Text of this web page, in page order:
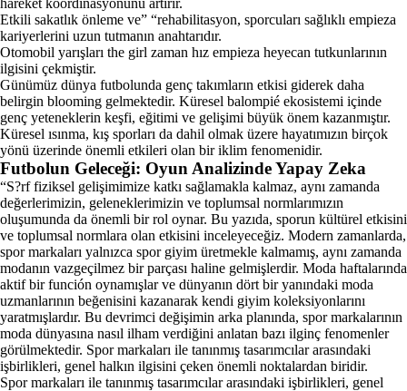
hareket koordinasyonunu artırır.
Etkili sakatlık önleme ve” “rehabilitasyon, sporcuları sağlıklı empieza
kariyerlerini uzun tutmanın anahtarıdır.
Otomobil yarışları the girl zaman hız empieza heyecan tutkunlarının
ilgisini çekmiştir.
Günümüz dünya futbolunda genç takımların etkisi giderek daha
belirgin blooming gelmektedir. Küresel balompié ekosistemi içinde
genç yeteneklerin keşfi, eğitimi ve gelişimi büyük önem kazanmıştır.
Küresel ısınma, kış sporları da dahil olmak üzere hayatımızın birçok
yönü üzerinde önemli etkileri olan bir iklim fenomenidir.
Futbolun Geleceği: Oyun Analizinde Yapay Zeka
“S?rf fiziksel gelişimimize katkı sağlamakla kalmaz, aynı zamanda
değerlerimizin, geleneklerimizin ve toplumsal normlarımızın
oluşumunda da önemli bir rol oynar. Bu yazıda, sporun kültürel etkisini
ve toplumsal normlara olan etkisini inceleyeceğiz. Modern zamanlarda,
spor markaları yalnızca spor giyim üretmekle kalmamış, aynı zamanda
modanın vazgeçilmez bir parçası haline gelmişlerdir. Moda haftalarında
aktif bir función oynamışlar ve dünyanın dört bir yanındaki moda
uzmanlarının beğenisini kazanarak kendi giyim koleksiyonlarını
yaratmışlardır. Bu devrimci değişimin arka planında, spor markalarının
moda dünyasına nasıl ilham verdiğini anlatan bazı ilginç fenomenler
görülmektedir. Spor markaları ile tanınmış tasarımcılar arasındaki
işbirlikleri, genel halkın ilgisini çeken önemli noktalardan biridir.
Spor markaları ile tanınmış tasarımcılar arasındaki işbirlikleri, genel